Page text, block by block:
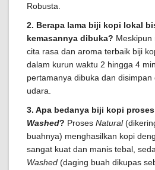
Robusta.
2. Berapa lama biji kopi lokal
kemasannya dibuka? Meskipun
cita rasa dan aroma terbaik biji
dalam kurun waktu 2 hingga 4
pertamanya dibuka dan
udara.
3. Apa bedanya biji kopi proses
Washed? Proses Natural
buahnya) menghasilkan kopi
sangat kuat dan manis tebal,
Washed (daging buah dikupas